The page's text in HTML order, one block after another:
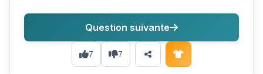
7 7
Question suivante